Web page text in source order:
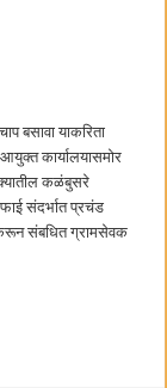
बसावा याकरिता
कार्यालयासमोर
कळंबुसरे
संदर्भात प्रचंड
संबधित ग्रामसेवक